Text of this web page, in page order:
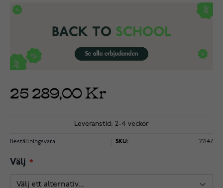
25 289,00 Kr
Leveranstid: 2-4 veckor
Beställningsvara SKU: 22147
Välj